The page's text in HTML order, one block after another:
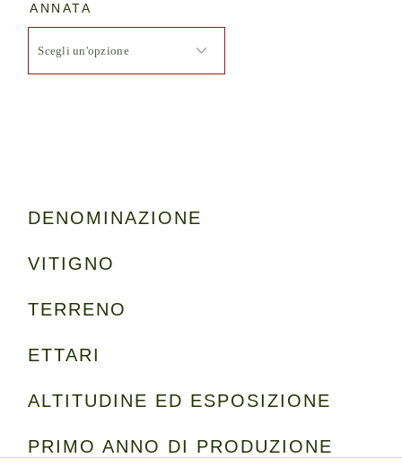
ANNATA
DENOMINAZIONE
VITIGNO
TERRENO
ETTARI
ALTITUDINE ED ESPOSIZIONE
PRIMO ANNO DI PRODUZIONE